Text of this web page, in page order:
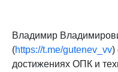
Владимир
(https://t.me/gutenev_vv)
достижениях ОПК и